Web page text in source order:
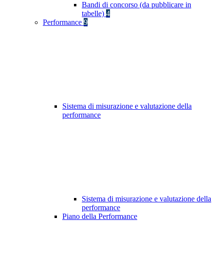
Bandi di concorso (da pubblicare in
tabelle) 4
Performance 9
Sistema di misurazione e valutazione della
performance
Sistema di misurazione e valutazione della
performance
Piano della Performance